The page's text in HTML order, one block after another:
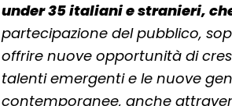
under 35 italiani e stranieri,
partecipazione del pubblico,
offrire nuove opportunità di
talenti emergenti e le nuove
contemporanee, anche